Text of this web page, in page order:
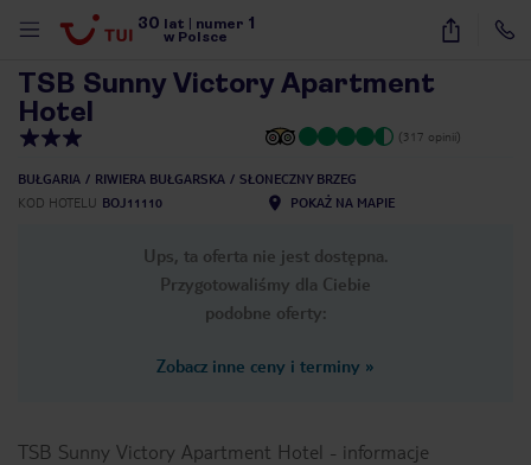
30 lat numer 1
w Polsce
33
TSB Sunny Victory Apartment
Hotel
(317 opinii)
BUŁGARIA RIWIERA BUŁGARSKA
SŁONECZNY BRZEG
KOD HOTELU BOJ11110 POKAŻ NA MAPIE
Ups, ta oferta nie jest dostępna.
Przygotowaliśmy dla Ciebie
podobne oferty:
Zobacz inne ceny i terminy »
TSB Sunny Victory Apartment Hotel - informacje